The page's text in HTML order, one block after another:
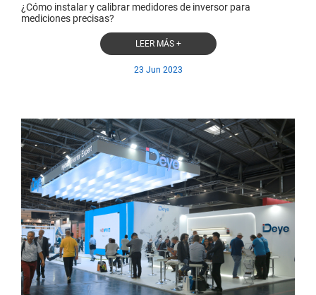
¿Cómo instalar y calibrar medidores de inversor para
mediciones precisas?
LEER MÁS +
23 Jun 2023